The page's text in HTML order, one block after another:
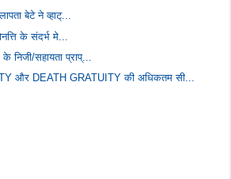
बेटे ने व्हाट्...
के संदर्भ मे...
निजी/सहायता प्राप्...
और DEATH GRATUITY की अधिकतम सी...